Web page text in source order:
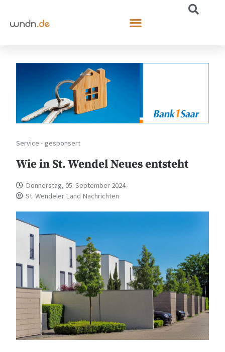
Service - gesponsert
Wie in St. Wendel Neues entsteht
Donnerstag, 05. September 2024
St. Wendeler Land Nachrichten